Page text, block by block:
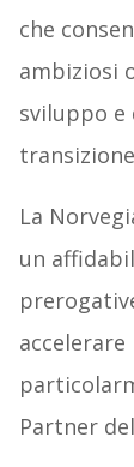
che
ambiziosi
sviluppo e
La
un
Partner